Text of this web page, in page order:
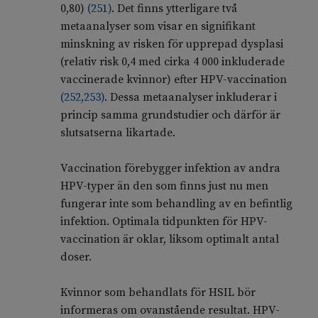
0,80) (251). Det finns ytterligare två
metaanalyser som visar en signifikant
minskning av risken för upprepad dysplasi
(relativ risk 0,4 med cirka 4 000 inkluderade
vaccinerade kvinnor) efter HPV-vaccination
(252,253). Dessa metaanalyser inkluderar i
princip samma grundstudier och därför är
slutsatserna likartade.
Vaccination förebygger infektion av andra
HPV-typer än den som finns just nu men
fungerar inte som behandling av en befintlig
infektion. Optimala tidpunkten för HPV-
vaccination är oklar, liksom optimalt antal
doser.
Kvinnor som behandlats för HSIL bör
informeras om ovanstående resultat. HPV-